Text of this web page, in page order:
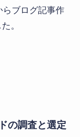
ブログ記事作
。
の調査と選定